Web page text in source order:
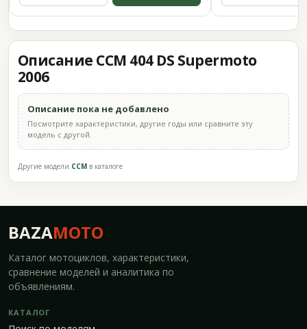
Описание CCM 404 DS Supermoto
2006
Описание пока не добавлено
Посмотрите характеристики, другие годы или сравните эту
модель с другой.
Другие модели CCM в каталоге
BAZAMOTO
Каталог мотоциклов, характеристики,
сравнение моделей и аналитика по
объявлениям.
КАТАЛОГ